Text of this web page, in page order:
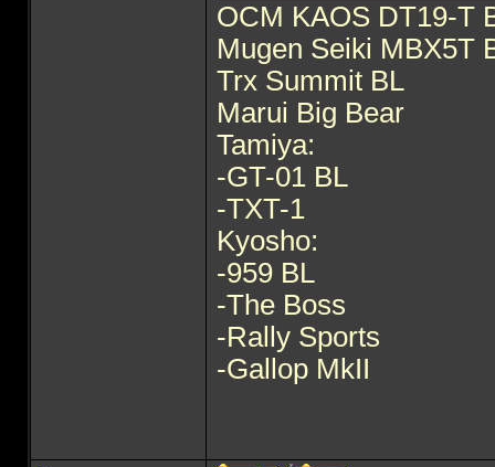
OCM KAOS DT19-T
Mugen Seiki MBX5T
Trx Summit BL
Marui Big Bear
Tamiya:
-GT-01 BL
-TXT-1
Kyosho:
-959 BL
-The Boss
-Rally Sports
-Gallop MkII